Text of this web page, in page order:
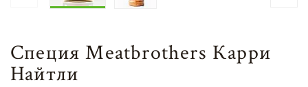
Специя Meatbrothers Карри
Найтли